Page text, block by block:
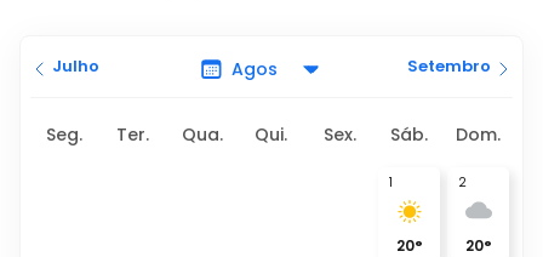
Julho Setembro
Seg. Ter. Qua. Qui. Sex. Sáb. Dom.
1
20°
2
20°